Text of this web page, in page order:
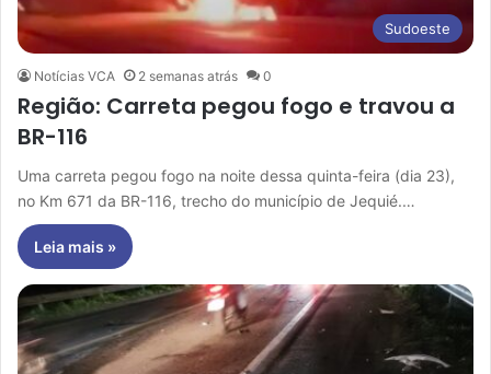
Sudoeste
Notícias VCA 2 semanas atrás 0
Região: Carreta pegou fogo e travou a
BR-116
Uma carreta pegou fogo na noite dessa quinta-feira (dia 23),
no Km 671 da BR-116, trecho do município de Jequié.…
Leia mais »